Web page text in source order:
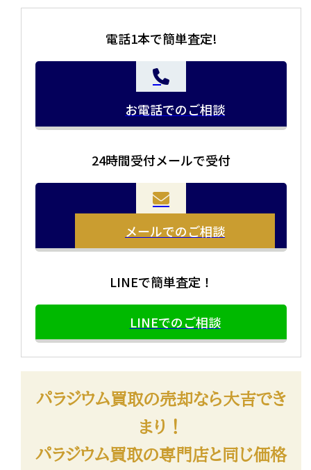
電話1本で簡単査定!
お電話でのご相談
24時間受付メールで受付
メールでのご相談
LINEで簡単査定！
LINEでのご相談
パラジウム買取の売却なら大吉でき
まり！
パラジウム買取の専門店と同じ価格